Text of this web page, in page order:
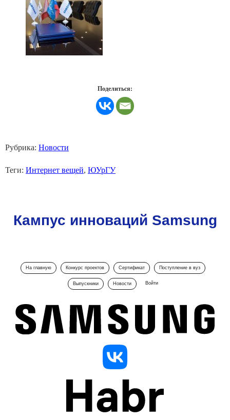
Поделиться:
Рубрика: Новости
Теги: Интернет вещей, ЮУрГУ
Кампус инноваций Samsung
На главную Конкурс проектов Сертификат Поступление в вуз
Выпускники Новости Войти